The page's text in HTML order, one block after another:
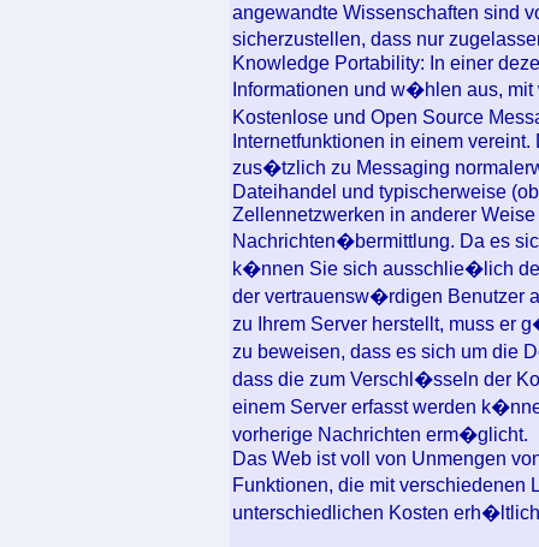
angewandte Wissenschaften sind
sicherzustellen, dass nur
Knowledge Portability: In einer
Informationen und w�hlen aus,
Kostenlose und Open Source
Internetfunktionen in einem
zus�tzlich zu Messaging
Dateihandel und typischerweise
Zellennetzwerken in anderer
Nachrichten�bermittlung. Da es
k�nnen Sie sich ausschlie�lich
der vertrauensw�rdigen Benutzer
zu Ihrem Server herstellt, muss er
zu beweisen, dass es sich um die
dass die zum Verschl�sseln der
einem Server erfasst werden
vorherige Nachrichten erm�glicht.
Das Web ist voll von Unmengen
Funktionen, die mit
unterschiedlichen Kosten